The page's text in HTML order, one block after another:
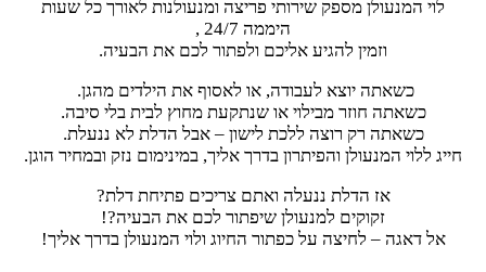
לוי המנעולן מספק שירותי פריצה ומנעולנות לאורך כל שעות
היממה 24/7 ,
וזמין להגיע אליכם ולפתור לכם את הבעיה.
כשאתה יוצא לעבודה, או לאסוף את הילדים מהגן.
כשאתה חוזר מבילוי או שנתקעת מחוץ לבית בלי סיבה.
כשאתה רק רוצה ללכת לישון – אבל הדלת לא ננעלת.
חייג ללוי המנעולן והפיתרון בדרך אליך, במינימום נזק ובמחיר הוגן.
אז הדלת ננעלה ואתם צריכים פתיחת דלת?
זקוקים למנעולן שיפתור לכם את הבעיה?!
אל דאגה – לחיצה על כפתור החיוג ולוי המנעולן בדרך אליך!